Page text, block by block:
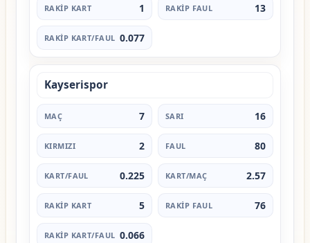
1 13
0.077
Kayserispor
7 16
2 80
0.225 2.57
5 76
0.066